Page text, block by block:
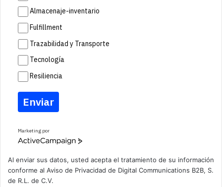
Almacenaje-inventario
Fulfillment
Trazabilidad y Transporte
Tecnología
Resiliencia
Enviar
Marketing por
A
v
e
Al enviar sus datos, usted acepta el tratamiento de su información
conforme al Aviso de Privacidad de Digital Communications B2B, S.
de R.L. de C.V.